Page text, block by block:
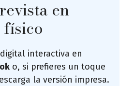
en
interactiva en
o, si prefieres un toque
la versión impresa.